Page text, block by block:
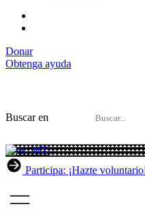
Donar
Obtenga ayuda
Buscar en
Participa: ¡Hazte